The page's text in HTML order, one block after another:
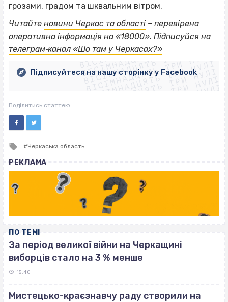
грозами, градом та шквальним вітром.
Читайте новини Черкас та області – перевірена
оперативна інформація на «18000». Підписуйся на
телеграм‐канал «Шо там у Черкасах?»
ВІСІМНАДЦЯТЬ ТРИ НУЛІ
ВІСІМНАДЦЯТЬ ТРИ НУЛІ
ВІСІМНАДЦЯТЬ ТРИ НУЛІ
ВІСІМНАДЦЯТЬ ТРИ НУЛІ
ВІСІМНАДЦЯТЬ ТРИ НУЛІ
ВІСІМНАДЦЯТЬ ТРИ НУЛІ
ВІСІМНАДЦЯТЬ ТРИ НУЛІ
ВІСІМНАДЦЯТЬ ТРИ НУЛІ
Підписуйтеся на нашу сторінку у Facebook
Поділитись статтею
Tagged
Черкаська область
РЕКЛАМА
ПО ТЕМІ
За період великої війни на Черкащині
виборців стало на 3 % менше
15:40
Мистецько-краєзнавчу раду створили на